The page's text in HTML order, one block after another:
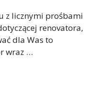
z licznymi prośbami
renovatora,
dla Was to
wraz …